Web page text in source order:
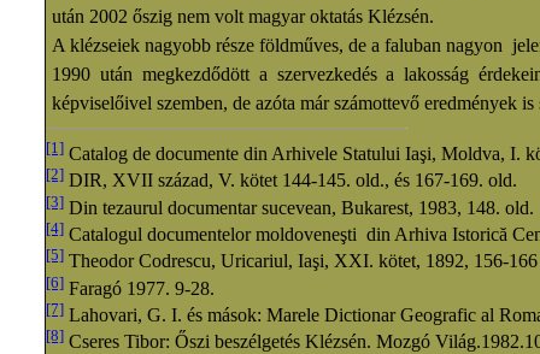
után 2002 őszig nem volt magyar oktatás Klézsén.
A klézseiek nagyobb része földműves, de a faluban nagyon
1990 után megkezdődött a szervezkedés a lakosság
képviselőivel szemben, de azóta már számottevő eredmények is
[1] Catalog de documente din Arhivele Statului Iaşi, Moldva, I.
[2] DIR, XVII század, V. kötet 144-145. old., és 167-169. old.
[3] Din tezaurul documentar sucevean, Bukarest, 1983, 148. old.
[4] Catalogul documentelor moldoveneşti din Arhiva Istorică
[5] Theodor Codrescu, Uricariul, Iaşi, XXI. kötet, 1892, 156-
[6] Faragó 1977. 9-28.
[7] Lahovari, G. I. és mások: Marele Dictionar Geografic al
[8] Cseres Tibor: Őszi beszélgetés Klézsén. Mozgó